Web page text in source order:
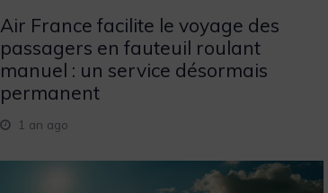
Air France facilite le voyage des
passagers en fauteuil roulant
manuel : un service désormais
permanent
1 an ago